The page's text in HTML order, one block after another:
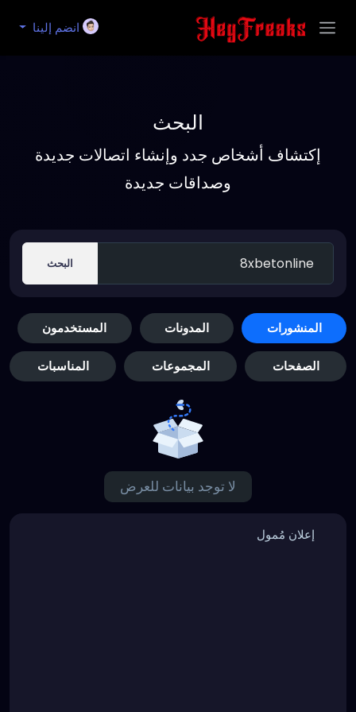
انضم إلينا
البحث
إكتشاف أشخاص جدد وإنشاء اتصالات جديدة
وصداقات جديدة
البحث
المنشورات المدونات المستخدمون
الصفحات المجموعات المناسبات
لا توجد بيانات للعرض
إعلان مُمول